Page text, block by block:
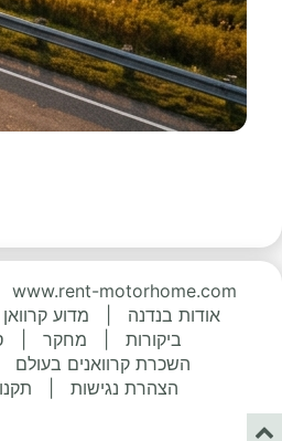
www.rent-motorhome.com
אודות בנדנה
מדוע קרוואן
ביקורות
מחקר
השכרת קרוואנים בעולם
הצהרת נגישות